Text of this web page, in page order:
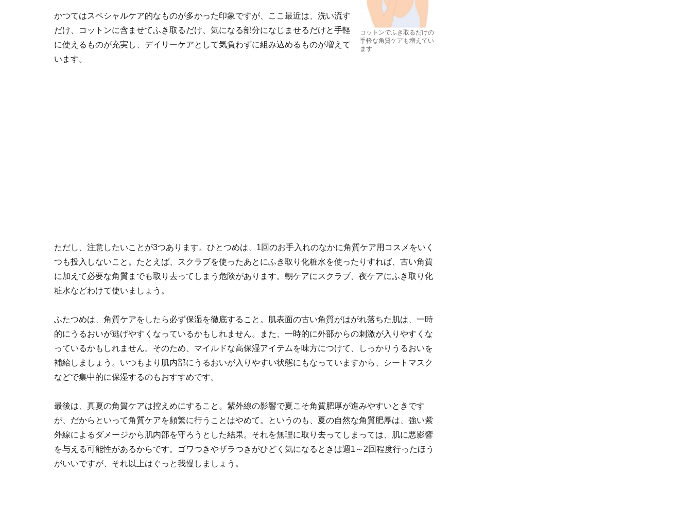
コットンでふき取るだけの
手軽な角質ケアも増えてい
ます
かつてはスペシャルケア的なものが多かった印象ですが、ここ最近は、洗い流す
だけ、コットンに含ませてふき取るだけ、気になる部分になじませるだけと手軽
に使えるものが充実し、デイリーケアとして気負わずに組み込めるものが増えて
います。
ただし、注意したいことが3つあります。ひとつめは、1回のお手入れのなかに角質ケア用コスメをいく
つも投入しないこと。たとえば、スクラブを使ったあとにふき取り化粧水を使ったりすれば、古い角質
に加えて必要な角質までも取り去ってしまう危険があります。朝ケアにスクラブ、夜ケアにふき取り化
粧水などわけて使いましょう。
ふたつめは、角質ケアをしたら必ず保湿を徹底すること。肌表面の古い角質がはがれ落ちた肌は、一時
的にうるおいが逃げやすくなっているかもしれません。また、一時的に外部からの刺激が入りやすくな
っているかもしれません。そのため、マイルドな高保湿アイテムを味方につけて、しっかりうるおいを
補給しましょう。いつもより肌内部にうるおいが入りやすい状態にもなっていますから、シートマスク
などで集中的に保湿するのもおすすめです。
最後は、真夏の角質ケアは控えめにすること。紫外線の影響で夏こそ角質肥厚が進みやすいときです
が、だからといって角質ケアを頻繁に行うことはやめて。というのも、夏の自然な角質肥厚は、強い紫
外線によるダメージから肌内部を守ろうとした結果。それを無理に取り去ってしまっては、肌に悪影響
を与える可能性があるからです。ゴワつきやザラつきがひどく気になるときは週1～2回程度行ったほう
がいいですが、それ以上はぐっと我慢しましょう。